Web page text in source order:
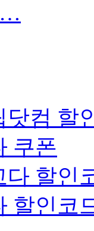
…
닷컴 할
쿠폰
다 할인
할인코